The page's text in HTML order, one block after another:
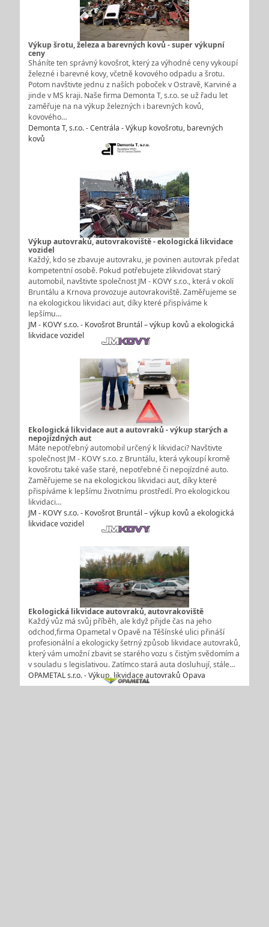
Výkup šrotu, železa a barevných kovů - super výkupní
ceny
Sháníte ten správný kovošrot, který za výhodné ceny vykoupí
železné i barevné kovy, včetně kovového odpadu a šrotu.
Potom navštivte jednu z naších poboček v Ostravě, Karviné a
jinde v MS kraji. Naše firma Demonta T, s.r.o. se už řadu let
zaměřuje na na výkup železných i barevných kovů,
kovového…
Demonta T, s.r.o. - Centrála - Výkup kovošrotu, barevných
kovů
Výkup autovraků, autovrakoviště - ekologická likvidace
vozidel
Každý, kdo se zbavuje autovraku, je povinen autovrak předat
kompetentní osobě. Pokud potřebujete zlikvidovat starý
automobil, navštivte společnost JM - KOVY s.r.o., která v okolí
Bruntálu a Krnova provozuje autovrakoviště. Zaměřujeme se
na ekologickou likvidaci aut, díky které přispíváme k
lepšímu…
JM - KOVY s.r.o. - Kovošrot Bruntál – výkup kovů a ekologická
likvidace vozidel
Ekologická likvidace aut a autovraků - výkup starých a
nepojízdných aut
Máte nepotřebný automobil určený k likvidaci? Navštivte
společnost JM - KOVY s.r.o. z Bruntálu, která vykoupí kromě
kovošrotu také vaše staré, nepotřebné či nepojízdné auto.
Zaměřujeme se na ekologickou likvidaci aut, díky které
přispíváme k lepšímu životnímu prostředí. Pro ekologickou
likvidaci…
JM - KOVY s.r.o. - Kovošrot Bruntál – výkup kovů a ekologická
likvidace vozidel
Ekologická likvidace autovraků, autovrakoviště
Každý vůz má svůj příběh, ale když přijde čas na jeho
odchod,firma Opametal v Opavě na Těšínské ulici přináší
profesionální a ekologicky šetrný způsob likvidace autovraků,
který vám umožní zbavit se starého vozu s čistým svědomím a
v souladu s legislativou. Zatímco stará auta dosluhují, stále…
OPAMETAL s.r.o. - Výkup, likvidace autovraků Opava